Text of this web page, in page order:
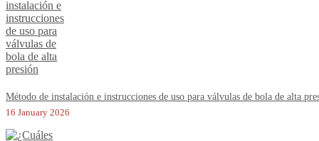
Método de instalación e instrucciones de uso para válvulas de bola de alta
16 January 2026